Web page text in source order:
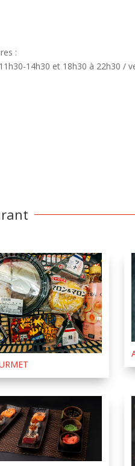
:
14h30 et 18h30 à 22h30 /